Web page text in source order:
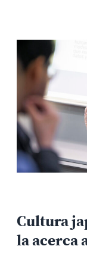
Cultura
la acerca